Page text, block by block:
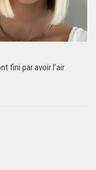
fini par avoir l’air